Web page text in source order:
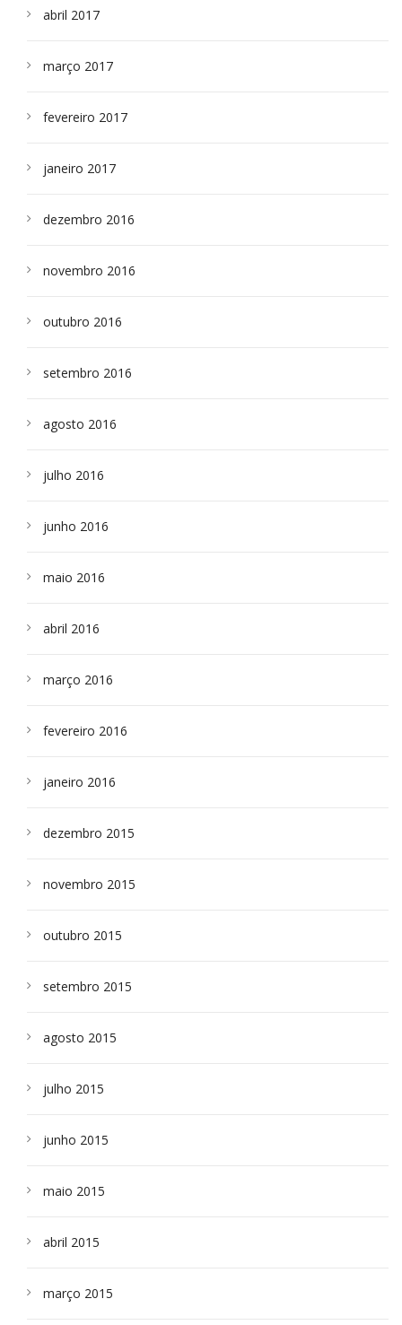
abril 2017
março 2017
fevereiro 2017
janeiro 2017
dezembro 2016
novembro 2016
outubro 2016
setembro 2016
agosto 2016
julho 2016
junho 2016
maio 2016
abril 2016
março 2016
fevereiro 2016
janeiro 2016
dezembro 2015
novembro 2015
outubro 2015
setembro 2015
agosto 2015
julho 2015
junho 2015
maio 2015
abril 2015
março 2015